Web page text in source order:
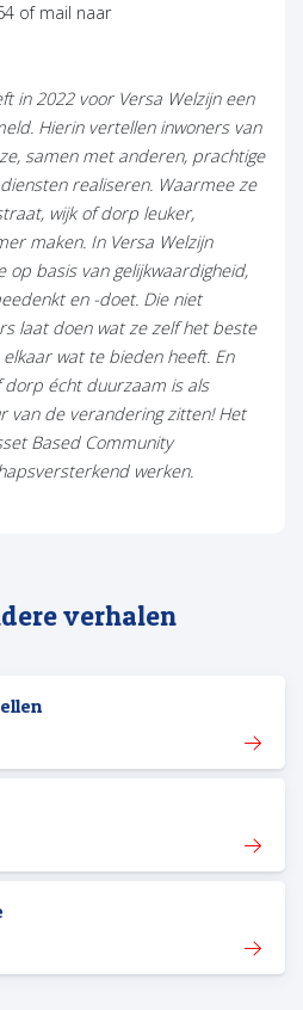
of mail naar
in nieuw tabblad)
in 2022 voor Versa Welzijn een
Hierin vertellen inwoners van
samen met anderen, prachtige
realiseren. Waarmee ze
wijk of dorp leuker,
maken. In Versa Welzijn
basis van gelijkwaardigheid,
en -doet. Die niet
laat doen wat ze zelf het beste
wat te bieden heeft. En
écht duurzaam is als
van de verandering zitten! Het
Based Community
werken.
verhalen